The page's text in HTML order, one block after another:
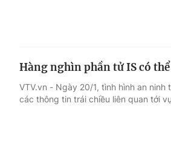
Hàng nghìn phần tử IS có
VTV.vn - Ngày 20/1, tình hình an
các thông tin trái chiều liên quan tới